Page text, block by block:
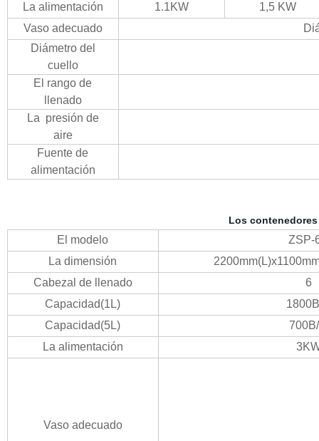
La alimentación
1.1KW
1,5 KW
Vaso adecuado
Diámetro del
cuello
El rango de
llenado
La presión de
aire
Fuente de
alimentación
Los
El modelo
ZSP-
La dimensión
2200mm(L)
Cabezal de llenado
6
Capacidad(1L)
Capacidad(5L) 700
La alimentación
Vaso adecuado